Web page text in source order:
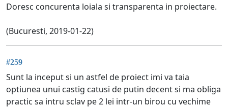
Doresc concurenta loiala si transparenta in proiectare.
(Bucuresti, 2019-01-22)
#259
Sunt la inceput si un astfel de proiect imi va taia
optiunea unui castig catusi de putin decent si ma obliga
practic sa intru sclav pe 2 lei intr-un birou cu vechime